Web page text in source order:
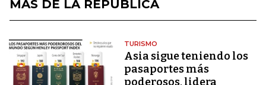
MÁS DE LA REPÚBLICA
TURISMO
Asia sigue teniendo los
pasaportes más
poderosos, lidera